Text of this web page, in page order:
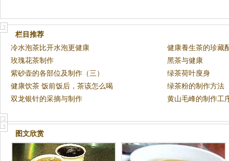
栏目推荐
冷水泡茶比开水泡更健康
健康養生茶的珍藏
玫瑰花茶制作
黑茶与健康
紫砂壶的各部位及制作（三）
绿茶荷叶廋身
健康饮茶 饭前饭后，茶该怎么喝
绿茶粉的制作方法
双龙银针的采摘与制作
黄山毛峰的制作工
图文欣赏